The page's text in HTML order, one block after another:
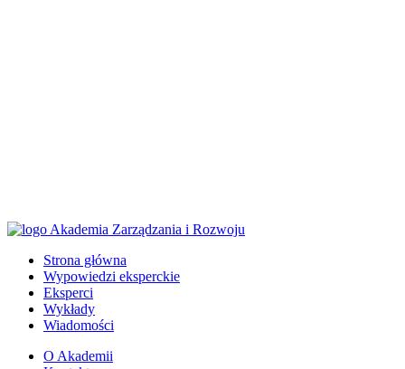
Strona główna
Wypowiedzi eksperckie
Eksperci
Wykłady
Wiadomości
O Akademii